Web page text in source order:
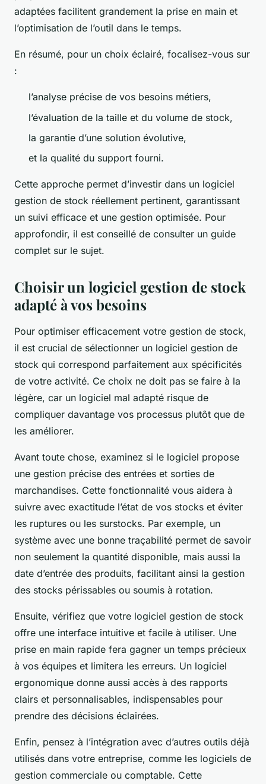
adaptées facilitent grandement la prise en main et
l’optimisation de l’outil dans le temps.
En résumé, pour un choix éclairé, focalisez-vous sur
:
l’analyse précise de vos besoins métiers,
l’évaluation de la taille et du volume de stock,
la garantie d’une solution évolutive,
et la qualité du support fourni.
Cette approche permet d’investir dans un logiciel
gestion de stock réellement pertinent, garantissant
un suivi efficace et une gestion optimisée. Pour
approfondir, il est conseillé de consulter un guide
complet sur le sujet.
Choisir un logiciel gestion de stock
adapté à vos besoins
Pour optimiser efficacement votre gestion de stock,
il est crucial de sélectionner un logiciel gestion de
stock qui correspond parfaitement aux spécificités
de votre activité. Ce choix ne doit pas se faire à la
légère, car un logiciel mal adapté risque de
compliquer davantage vos processus plutôt que de
les améliorer.
Avant toute chose, examinez si le logiciel propose
une gestion précise des entrées et sorties de
marchandises. Cette fonctionnalité vous aidera à
suivre avec exactitude l’état de vos stocks et éviter
les ruptures ou les surstocks. Par exemple, un
système avec une bonne traçabilité permet de savoir
non seulement la quantité disponible, mais aussi la
date d’entrée des produits, facilitant ainsi la gestion
des stocks périssables ou soumis à rotation.
Ensuite, vérifiez que votre logiciel gestion de stock
offre une interface intuitive et facile à utiliser. Une
prise en main rapide fera gagner un temps précieux
à vos équipes et limitera les erreurs. Un logiciel
ergonomique donne aussi accès à des rapports
clairs et personnalisables, indispensables pour
prendre des décisions éclairées.
Enfin, pensez à l’intégration avec d’autres outils déjà
utilisés dans votre entreprise, comme les logiciels de
gestion commerciale ou comptable. Cette